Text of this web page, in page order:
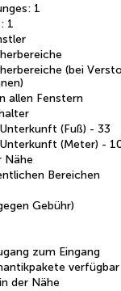
1
1
(bei
allen Fenstern
(Fuß) - 33
(Meter) -
Nähe
Bereichen
Gebühr)
zum Eingang
verfügbar
der Nähe